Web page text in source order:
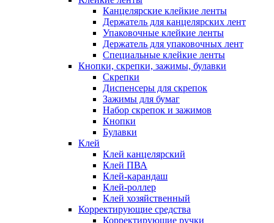
Канцелярские клейкие ленты
Держатель для канцелярских лент
Упаковочные клейкие ленты
Держатель для упаковочных лент
Специальные клейкие ленты
Кнопки, скрепки, зажимы, булавки
Скрепки
Диспенсеры для скрепок
Зажимы для бумаг
Набор скрепок и зажимов
Кнопки
Булавки
Клей
Клей канцелярский
Клей ПВА
Клей-карандаш
Клей-роллер
Клей хозяйственный
Корректирующие средства
Корректирующие ручки